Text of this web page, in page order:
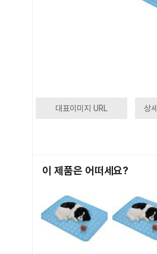
대표이미지 URL 상
이 제품은 어떠세요?